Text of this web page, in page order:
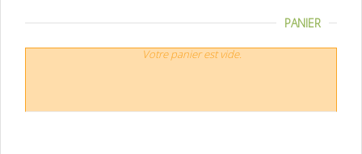
PANIER
Votre panier est vide.